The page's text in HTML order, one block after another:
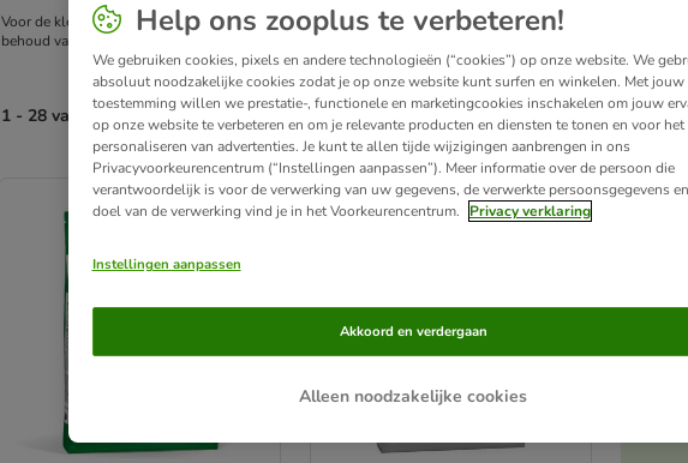
Voor de kleine hondenrassen heeft Royal Canin Size - Mini ontwikkeld. Het is een voer dat speciaal is
behoud van het ideale gewicht, het biedt een goede bescherming van de huid en vacht en gaat de vorming
1 - 28 van 28 producten
product items have been changed
zooplus’ keuze
Help ons zooplus te verbeteren!
We gebruiken cookies, pixels en andere technologieën (“cookies”) op onze website. We
absoluut noodzakelijke cookies zodat je op onze website kunt surfen en winkelen. Met jouw
toestemming willen we prestatie-, functionele en marketingcookies inschakelen om jouw
op onze website te verbeteren en om je relevante producten en diensten te tonen en voor het
personaliseren van advertenties. Je kunt te allen tijde wijzigingen aanbrengen in ons
Privacyvoorkeurencentrum (“Instellingen aanpassen”). Meer informatie over de persoon die
verantwoordelijk is voor de verwerking van uw gegevens, de verwerkte persoonsgegevens
doel van de verwerking vind je in het Voorkeurencentrum.
Privacy verklaring
Instellingen aanpassen
Alleen noodzakelijke cookies
Akkoord en verdergaan